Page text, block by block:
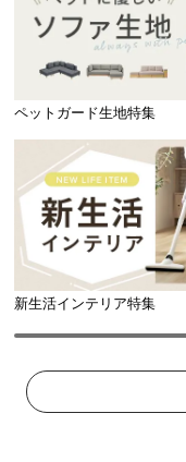
ペットガード生地特集
新生活インテリア特集